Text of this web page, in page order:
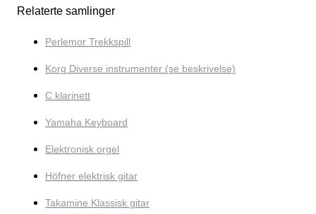
Relaterte samlinger
Perlemor Trekkspill
Korg Diverse instrumenter (se beskrivelse)
C klarinett
Yamaha Keyboard
Elektronisk orgel
Höfner elektrisk gitar
Takamine Klassisk gitar